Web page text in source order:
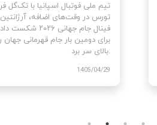
قرارگاه مرکزی خاتم الانبیا در
آورده است: مدیریت تنگه هرمز
نیروهای مسلح جمهوری اسلامی